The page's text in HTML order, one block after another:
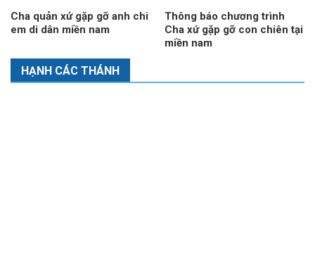
Cha quản xứ gặp gỡ anh chi
em di dân miền nam
Thông báo chương trình
Cha xứ gặp gỡ con chiên tại
miền nam
HẠNH CÁC THÁNH